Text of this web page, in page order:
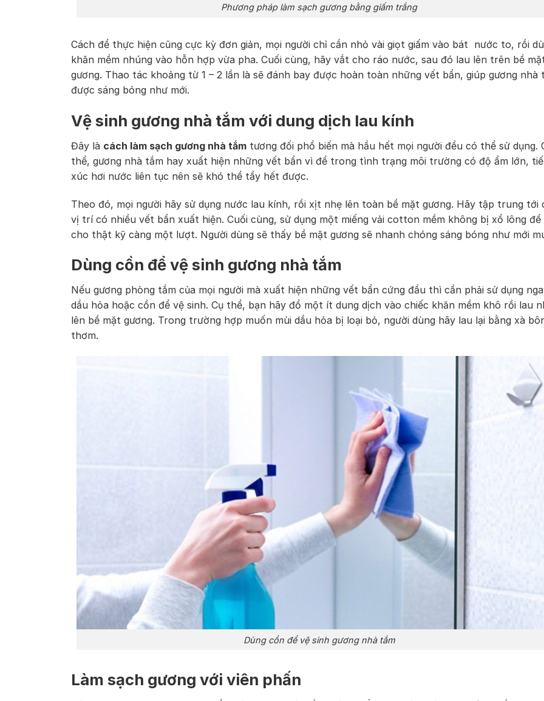
Phương pháp làm sạch gương bằng giấm trắng
Cách để thực hiện cũng cực kỳ đơn giản, mọi người chỉ cần nhỏ vài giọt giấm vào bát nước to, rồi
khăn mềm nhúng vào hỗn hợp vừa pha. Cuối cùng, hãy vắt cho ráo nước, sau đó lau lên trên bề
gương. Thao tác khoảng từ 1 – 2 lần là sẽ đánh bay được hoàn toàn những vết bẩn, giúp gương nhà
được sáng bóng như mới.
Vệ sinh gương nhà tắm với dung dịch lau kính
Đây là cách làm sạch gương nhà tắm tương đối phổ biến mà hầu hết mọi người đều có thể sử dụng.
thể, gương nhà tắm hay xuất hiện những vết bẩn vì để trong tình trạng môi trường có độ ẩm lớn,
xúc hơi nước liên tục nên sẽ khó thể tẩy hết được.
Theo đó, mọi người hãy sử dụng nước lau kính, rồi xịt nhẹ lên toàn bề mặt gương. Hãy tập trung tới
vị trí có nhiều vết bẩn xuất hiện. Cuối cùng, sử dụng một miếng vải cotton mềm không bị xổ lông để
cho thật kỹ càng một lượt. Người dùng sẽ thấy bề mặt gương sẽ nhanh chóng sáng bóng như mới
Dùng cồn để vệ sinh gương nhà tắm
Nếu gương phòng tắm của mọi người mà xuất hiện những vết bẩn cứng đầu thì cần phải sử dụng
dầu hỏa hoặc cồn để vệ sinh. Cụ thể, bạn hãy đổ một ít dung dịch vào chiếc khăn mềm khô rồi lau
lên bề mặt gương. Trong trường hợp muốn mùi dầu hỏa bị loại bỏ, người dùng hãy lau lại bằng xà
thơm.
Dùng cồn để vệ sinh gương nhà tắm
Làm sạch gương với viên phấn